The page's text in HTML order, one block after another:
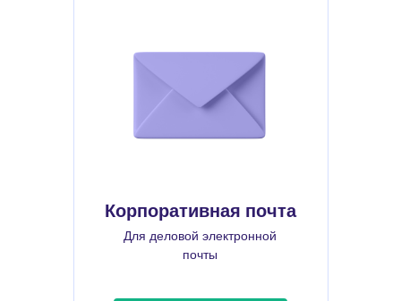
Корпоративная почта
Для деловой электронной
почты